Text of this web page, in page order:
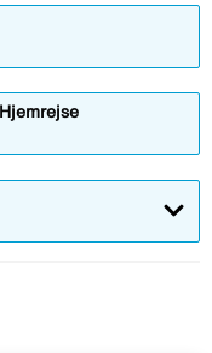
Hjemrejse